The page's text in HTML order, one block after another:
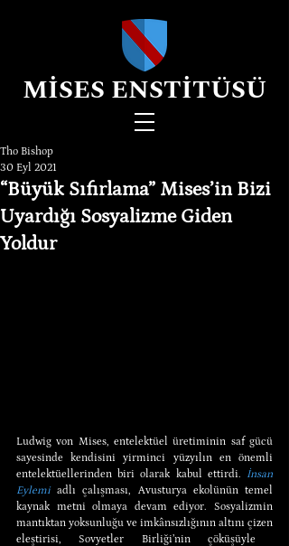
MİSES ENSTİTÜSÜ
“Büyük Sıfırlama” Mises’in Bizi
Uyardığı Sosyalizme Giden
Yoldur
Tho Bishop
30 Eyl 2021
Ludwig von Mises, entelektüel üretiminin saf gücü
sayesinde kendisini yirminci yüzyılın en önemli
entelektüellerinden biri olarak kabul ettirdi. İnsan
Eylemi adlı çalışması, Avusturya ekolünün temel
kaynak metni olmaya devam ediyor. Sosyalizmin
mantıktan yoksunluğu ve imkânsızlığının altını çizen
eleştirisi, Sovyetler Birliği’nin çöküşüyle ​​